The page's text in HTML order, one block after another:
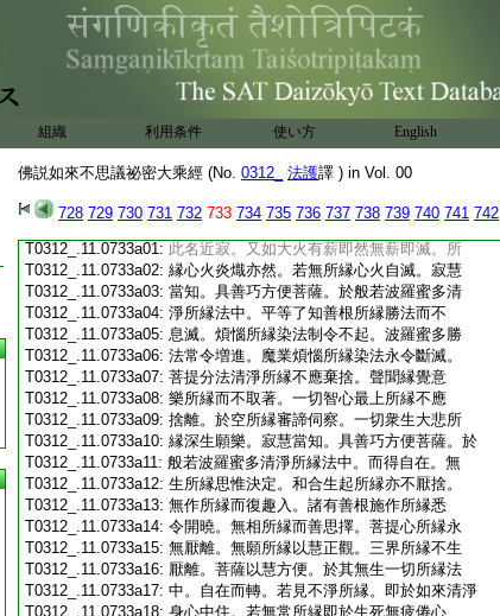
組織 利用条件 使い方 English
佛説如來不思議祕密大乘經 (No. 0312_ 法護譯 ) in Vol. 00
728 729 730 731 732 733 734 735 736 737 738 739 740 741 742
T0312_.11.0732c19:即見無所取。此即是爲如實覺了彼有身見。
T0312_.11.0732c20: 又有身見者。即是無相無願無作無生無起
T0312_.11.0732c21:等見。是見無所取。此即是爲如實覺了彼有
T0312_.11.0732c22:
身見
復次寂慧當知。有身見者。即是無身非開非
T0312_.11.0732c24:合。一切皆是不實分別。以其不實所分別故。
T0312_.11.0732c25:彼即無分別。亦不離分別。由無分別不離分
T0312_.11.0732c26: 別故。即無所作無障無起。以無起故即無所
T0312_.11.0732c27: 行。由無所行故。如是此説乃名近止。寂慧菩
T0312_.11.0732c28:薩言。何名近寂。佛言寂慧。有所縁心如火熾
T0312_.11.0733a01: 此名近寂。又如大火有薪即然無薪即滅。所
T0312_.11.0733a02: 縁心火炎熾亦然。若無所縁心火自滅。寂慧
T0312_.11.0733a03: 當知。具善巧方便菩薩。於般若波羅蜜多清
T0312_.11.0733a04: 淨所縁法中。平等了知善根所縁勝法而不
T0312_.11.0733a05: 息滅。煩惱所縁染法制令不起。波羅蜜多勝
T0312_.11.0733a06: 法常令増進。魔業煩惱所縁染法永令斷滅。
T0312_.11.0733a07: 菩提分法清淨所縁不應棄捨。聲聞縁覺意
T0312_.11.0733a08: 樂所縁而不取著。一切智心最上所縁不應
T0312_.11.0733a09: 捨離。於空所縁審諦伺察。一切衆生大悲所
T0312_.11.0733a10: 縁深生願樂。寂慧當知。具善巧方便菩薩。於
T0312_.11.0733a11: 般若波羅蜜多清淨所縁法中。而得自在。無
T0312_.11.0733a12: 生所縁思惟決定。和合生起所縁亦不厭捨。
T0312_.11.0733a13: 無作所縁而復趣入。諸有善根施作所縁悉
T0312_.11.0733a14: 令開曉。無相所縁而善思擇。菩提心所縁永
T0312_.11.0733a15: 無厭離。無願所縁以慧正觀。三界所縁不生
T0312_.11.0733a16: 厭離。菩薩以慧方便。於其無生一切所縁法
T0312_.11.0733a17: 中。自在而轉。若見不淨所縁。即於如來清淨
T0312_.11.0733a18: 身心中住。若無常所縁即於生死無疲倦心